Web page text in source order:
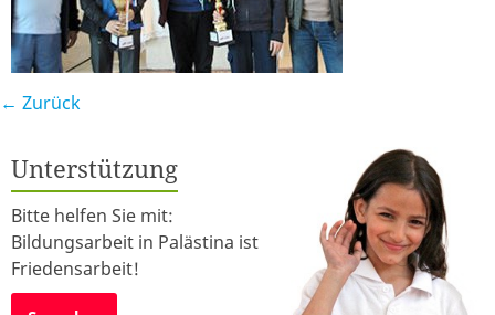
← Zurück
Unterstützung
Bitte helfen Sie mit:
Bildungsarbeit in Palästina ist
Friedensarbeit!